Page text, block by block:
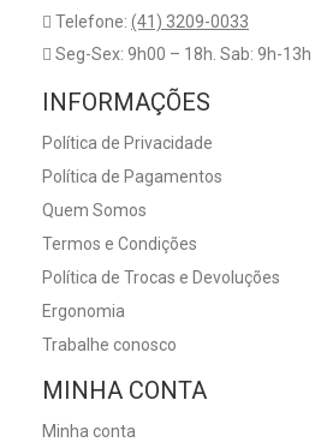
Telefone: (41) 3209-0033
Seg-Sex: 9h00 – 18h. Sab: 9h-13h
INFORMAÇÕES
Política de Privacidade
Política de Pagamentos
Quem Somos
Termos e Condições
Política de Trocas e Devoluções
Ergonomia
Trabalhe conosco
MINHA CONTA
Minha conta